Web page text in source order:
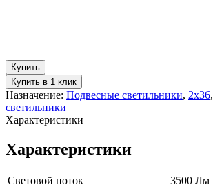
Купить
Купить в 1 клик
Назначение: Подвесные светильники, 2х36,
светильники
Характеристики
Характеристики
Световой поток
3500 Лм